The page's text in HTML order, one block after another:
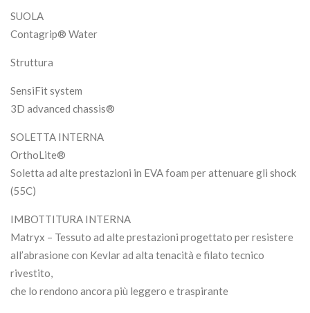
SUOLA
Contagrip® Water
Struttura
SensiFit system
3D advanced chassis®
SOLETTA INTERNA
OrthoLite®
Soletta ad alte prestazioni in EVA foam per attenuare gli shock
(55C)
IMBOTTITURA INTERNA
Matryx – Tessuto ad alte prestazioni progettato per resistere
all’abrasione con Kevlar ad alta tenacità e filato tecnico
rivestito,
che lo rendono ancora più leggero e traspirante